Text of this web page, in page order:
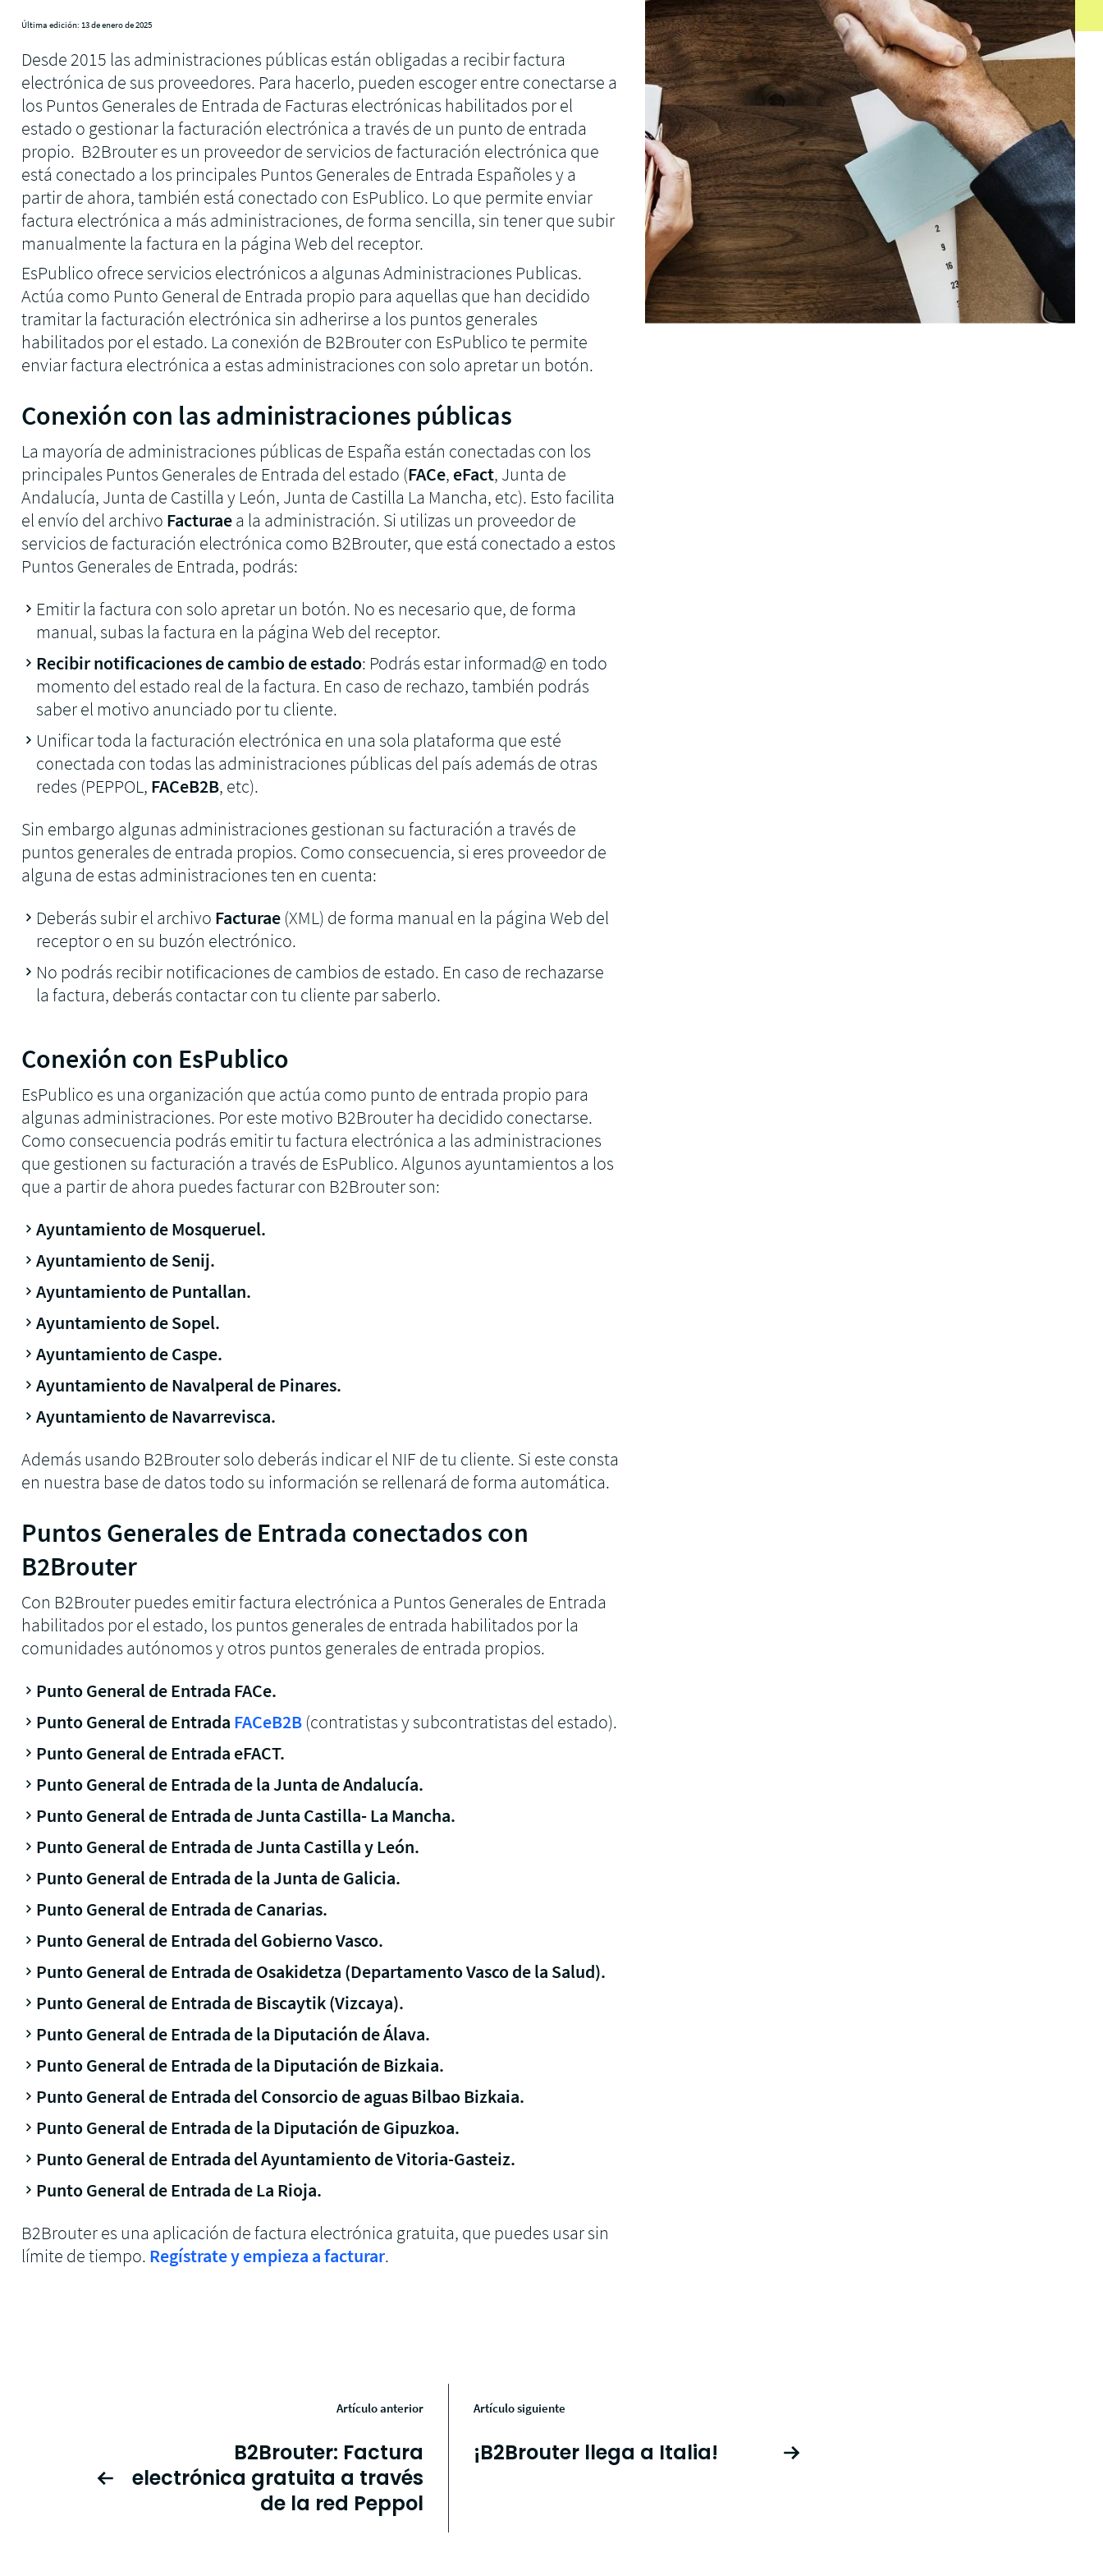
electrónicas sin problemas
Enviar facturas electrónicas con SAP
SAP Business One, SAP R3
Última edición: 13 de enero de 2025
Desde 2015 las administraciones públicas están obligadas a recibir factura
electrónica de sus proveedores. Para hacerlo, pueden escoger entre conectarse a
los Puntos Generales de Entrada de Facturas electrónicas habilitados por el
estado o gestionar la facturación electrónica a través de un punto de entrada
propio. B2Brouter es un proveedor de servicios de facturación electrónica que
está conectado a los principales Puntos Generales de Entrada Españoles y a
partir de ahora, también está conectado con EsPublico. Lo que permite enviar
factura electrónica a más administraciones, de forma sencilla, sin tener que subir
manualmente la factura en la página Web del receptor.
EsPublico ofrece servicios electrónicos a algunas Administraciones Publicas.
Actúa como Punto General de Entrada propio para aquellas que han decidido
tramitar la facturación electrónica sin adherirse a los puntos generales
habilitados por el estado. La conexión de B2Brouter con EsPublico te permite
enviar factura electrónica a estas administraciones con solo apretar un botón.
Conexión con las administraciones públicas
La mayoría de administraciones públicas de España están conectadas con los
principales Puntos Generales de Entrada del estado (FACe, eFact, Junta de
Andalucía, Junta de Castilla y León, Junta de Castilla La Mancha, etc). Esto facilita
el envío del archivo Facturaea la administración. Si utilizas un proveedor de
servicios de facturación electrónica como B2Brouter, que está conectado a estos
Puntos Generales de Entrada, podrás:
Emitir la factura con solo apretar un botón. No es necesario que, de forma
manual, subas la factura en la página Web del receptor.
Recibir notificaciones de cambio de estado: Podrás estar informad@ en todo
momento del estado real de la factura. En caso de rechazo, también podrás
saber el motivo anunciado por tu cliente.
Unificar toda la facturación electrónica en una sola plataforma que esté
conectada con todas las administraciones públicas del país además de otras
redes (PEPPOL, FACeB2B, etc).
Sin embargo algunas administraciones gestionan su facturación a través de
puntos generales de entrada propios. Como consecuencia, si eres proveedor de
alguna de estas administraciones ten en cuenta:
Deberás subir el archivo Facturae (XML) de forma manual en la página Web del
receptor o en su buzón electrónico.
No podrás recibir notificaciones de cambios de estado. En caso de rechazarse
la factura, deberás contactar con tu cliente par saberlo.
Conexión con EsPublico
EsPublico es una organización que actúa como punto de entrada propio para
algunas administraciones. Por este motivo B2Brouter ha decidido conectarse.
Como consecuencia podrás emitir tu factura electrónica a las administraciones
que gestionen su facturación a través de EsPublico. Algunos ayuntamientos a los
que a partir de ahora puedes facturar con B2Brouter son:
Ayuntamiento de Mosqueruel.
Ayuntamiento de Senij.
Ayuntamiento de Puntallan.
Ayuntamiento de Sopel.
Ayuntamiento de Caspe.
Ayuntamiento de Navalperal de Pinares.
Ayuntamiento de Navarrevisca.
Además usando B2Brouter solo deberás indicar el NIF de tu cliente. Si este consta
en nuestra base de datos todo su información se rellenará de forma automática.
Puntos Generales de Entrada conectados con
B2Brouter
Con B2Brouter puedes emitir factura electrónica a Puntos Generales de Entrada
habilitados por el estado, los puntos generales de entrada habilitados por la
comunidades autónomos y otros puntos generales de entrada propios.
Punto General de Entrada FACe.
Punto General de Entrada FACeB2B (contratistas y subcontratistas del estado).
Punto General de Entrada eFACT.
Punto General de Entrada de la Junta de Andalucía.
Punto General de Entrada de Junta Castilla- La Mancha.
Punto General de Entrada de Junta Castilla y León.
Punto General de Entrada de la Junta de Galicia.
Punto General de Entrada de Canarias.
Punto General de Entrada del Gobierno Vasco.
Punto General de Entrada de Osakidetza (Departamento Vasco de la Salud).
Punto General de Entrada de Biscaytik (Vizcaya).
Punto General de Entrada de la Diputación de Álava.
Punto General de Entrada de la Diputación de Bizkaia.
Punto General de Entrada del Consorcio de aguas Bilbao Bizkaia.
Punto General de Entrada de la Diputación de Gipuzkoa.
Punto General de Entrada del Ayuntamiento de Vitoria-Gasteiz.
Punto General de Entrada de La Rioja.
B2Brouter es una aplicación de factura electrónica gratuita, que puedes usar sin
límite de tiempo. Regístrate y empieza a facturar.
Artículo anterior
B2Brouter: Factura
electrónica gratuita a través
de la red Peppol
Artículo siguiente
¡B2Brouter llega a Italia!